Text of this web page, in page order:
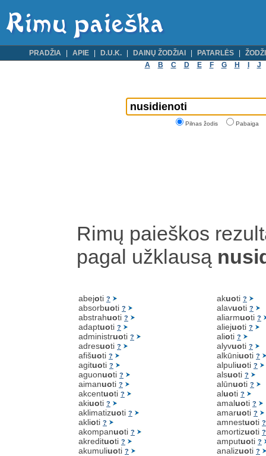
PRADŽIA APIE D.U.K. DAINŲ ŽODŽIAI PATARLĖS
A
B C D E F G H J
Pilnas žodis Pabaiga
Rimų paieškos
pagal užklausą
abejoti ?
absorbuoti ?
abstrahuoti ?
adaptuoti ?
administruoti ?
adresuoti ?
afišuoti ?
agituoti ?
aguonuoti ?
aimanuoti ?
akcentuoti ?
akiuoti ?
aklimatizuoti ?
aklioti ?
akompanuoti ?
akredituoti ?
akumuliuoti ?
akuoti ?
alavuoti ?
aliarmuoti ?
aliejuoti ?
alioti ?
alyvuoti ?
alkūniuoti ?
alpuliuoti ?
alsuoti ?
alūnuoti ?
aluoti ?
amaluoti ?
amaruoti ?
amnestuoti ?
amortizuoti ?
amputuoti ?
analizuoti ?